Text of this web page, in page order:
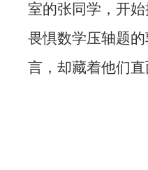
室的张同学，开
畏惧数学压轴题
言，却藏着他们